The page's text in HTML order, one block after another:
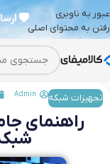
عبور به ناوبری
رفتن به محتوای اصلی
💗
تجهیزات شبکه Admin
راهنمای